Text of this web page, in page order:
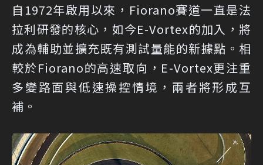
自1972年啟用以來，Fiorano賽道一直是法
拉利研發的核心，如今E-Vortex的加入，將
成為輔助並擴充既有測試量能的新據點。相
較於Fiorano的高速取向，E-Vortex更注重
多變路面與低速操控情境，兩者將形成互
補。